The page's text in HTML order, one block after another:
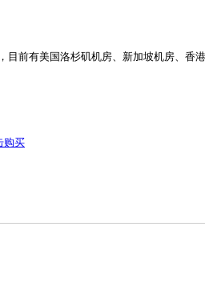
前有美国洛杉矶机房、新加坡机房、香
购买